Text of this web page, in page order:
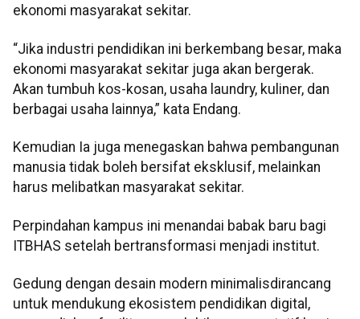
ekonomi masyarakat sekitar.
“Jika industri pendidikan ini berkembang besar, maka
ekonomi masyarakat sekitar juga akan bergerak.
Akan tumbuh kos-kosan, usaha laundry, kuliner, dan
berbagai usaha lainnya,” kata Endang.
Kemudian Ia juga menegaskan bahwa pembangunan
manusia tidak boleh bersifat eksklusif, melainkan
harus melibatkan masyarakat sekitar.
Perpindahan kampus ini menandai babak baru bagi
ITBHAS setelah bertransformasi menjadi institut.
Gedung dengan desain modern minimalisdirancang
untuk mendukung ekosistem pendidikan digital,